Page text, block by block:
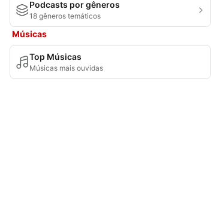
Podcasts por gêneros
18 gêneros temáticos
Músicas
Top Músicas
Músicas mais ouvidas